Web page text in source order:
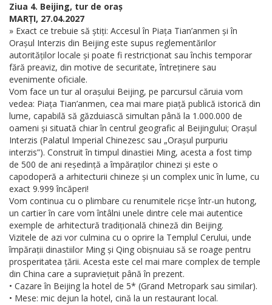
Ziua 4. Beijing, tur de oraș
MARȚI, 27.04.2027
» Exact ce trebuie să știți: Accesul în Piața Tian’anmen și în
Orașul Interzis din Beijing este supus reglementărilor
autorităților locale și poate fi restricționat sau închis temporar
fără preaviz, din motive de securitate, întreținere sau
evenimente oficiale.
Vom face un tur al orașului Beijing, pe parcursul căruia vom
vedea: Piața Tian’anmen, cea mai mare piață publică istorică din
lume, capabilă să găzduiască simultan până la 1.000.000 de
oameni și situată chiar în centrul geografic al Beijingului; Orașul
Interzis (Palatul Imperial Chinezesc sau „Orașul purpuriu
interzis”). Construit în timpul dinastiei Ming, acesta a fost timp
de 500 de ani reședință a împăraților chinezi și este o
capodoperă a arhitecturii chineze și un complex unic în lume, cu
exact 9.999 încăperi!
Vom continua cu o plimbare cu renumitele ricșe într-un hutong,
un cartier în care vom întâlni unele dintre cele mai autentice
exemple de arhitectură tradițională chineză din Beijing.
Vizitele de azi vor culmina cu o oprire la Templul Cerului, unde
împărații dinastiilor Ming și Qing obișnuiau să se roage pentru
prosperitatea țării. Acesta este cel mai mare complex de temple
din China care a supraviețuit până în prezent.
• Cazare în Beijing la hotel de 5* (Grand Metropark sau similar).
• Mese: mic dejun la hotel, cină la un restaurant local.